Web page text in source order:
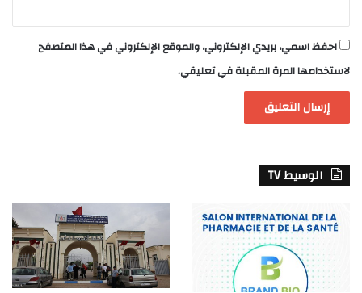
احفظ اسمي، بريدي الإلكتروني، والموقع الإلكتروني في هذا المتصفح
لاستخدامها المرة المقبلة في تعليقي.
الوسيط TV